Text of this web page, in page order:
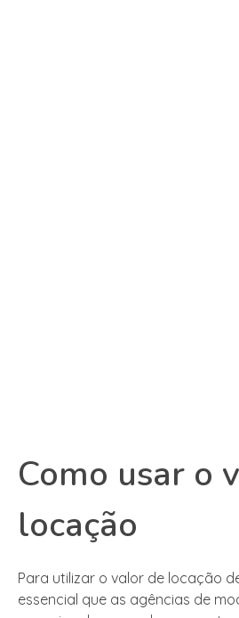
Como usar o
locação
Para utilizar o valor de locação
essencial que as agências de